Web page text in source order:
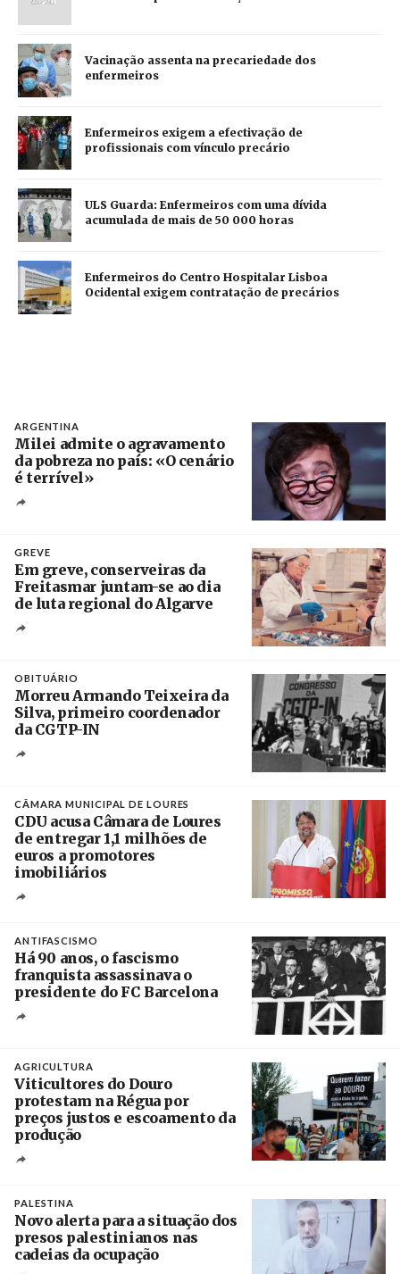
Vacinação assenta na precariedade dos
enfermeiros
Enfermeiros exigem a efectivação de
profissionais com vínculo precário
ULS Guarda: Enfermeiros com uma dívida
acumulada de mais de 50 000 horas
Enfermeiros do Centro Hospitalar Lisboa
Ocidental exigem contratação de precários
ARGENTINA
Milei admite o agravamento
da pobreza no país: «O cenário
é terrível»
GREVE
Em greve, conserveiras da
Freitasmar juntam-se ao dia
de luta regional do Algarve
OBITUÁRIO
Morreu Armando Teixeira da
Silva, primeiro coordenador
da CGTP-IN
CÂMARA MUNICIPAL DE LOURES
CDU acusa Câmara de Loures
de entregar 1,1 milhões de
euros a promotores
imobiliários
ANTIFASCISMO
Há 90 anos, o fascismo
franquista assassinava o
presidente do FC Barcelona
AGRICULTURA
Viticultores do Douro
protestam na Régua por
preços justos e escoamento da
produção
PALESTINA
Novo alerta para a situação dos
presos palestinianos nas
cadeias da ocupação